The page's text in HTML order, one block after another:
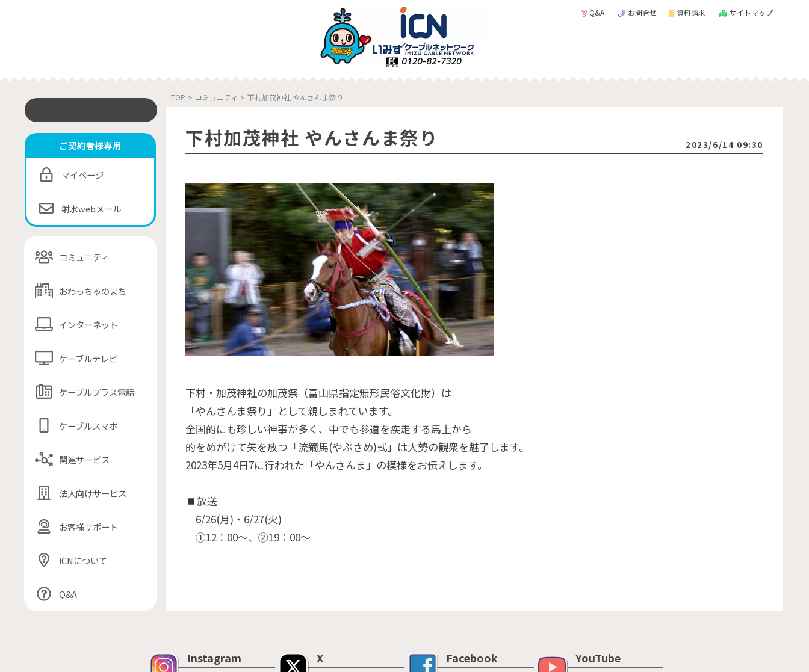
Q&A お問合せ 資料請求 サイトマップ
ご契約者様専用
マイページ
射水webメール
コミュニティ
おわっちゃのまち
インターネット
ケーブルテレビ
ケーブルプラス電話
ケーブルスマホ
関連サービス
法人向けサービス
お客様サポート
iCNについて
Q&A
TOP > コミュニティ > 下村加茂神社 やんさんま祭り
下村加茂神社 やんさんま祭り 2023/6/14 09:30
下村・加茂神社の加茂祭（富山県指定無形民俗文化財）は
「やんさんま祭り」として親しまれています。
全国的にも珍しい神事が多く、中でも参道を疾走する馬上から
的をめがけて矢を放つ「流鏑馬(やぶさめ)式」は大勢の観衆を魅了します。
2023年5月4日7に行われた「やんさんま」の模様をお伝えします。
放送
6/26(月)・6/27(火)
①12：00〜、②19：00〜
Instagram X Facebook YouTube